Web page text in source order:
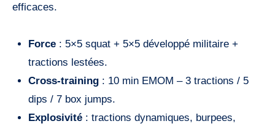
efficaces.
Force: 5×5 squat + 5×5 développé militaire +
tractions lestées.
Cross-training: 10 min EMOM – 3 tractions / 5
dips / 7 box jumps.
Explosivité: tractions dynamiques, burpees,